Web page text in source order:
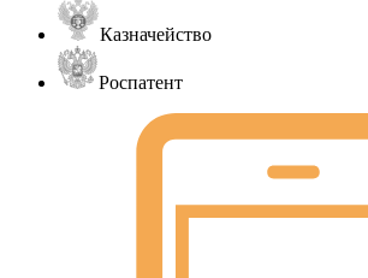
Казначейство
Роспатент